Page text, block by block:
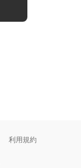
利用規約